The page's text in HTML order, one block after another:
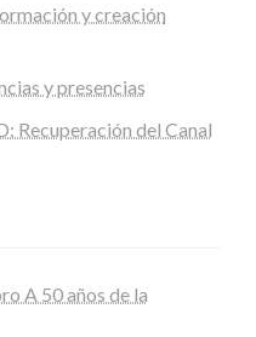
y creación
y presencias
Recuperación del Canal
A 50 años de la